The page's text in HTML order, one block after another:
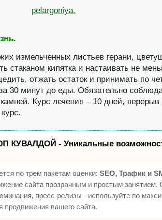
измельченных листьев герани,
стаканом кипятка и настаивать не
отжать остаток и принимать по
30 минут до еды. Обязательно
Курс лечения – 10 дней, перерыв
КУВАЛДОЙ - Уникальные
по трем пакетам оценки:SEO, Трафик и
сайта прозрачным и простым занятием.
пресс-релизы - используйте по
продвижения вашего сайта.